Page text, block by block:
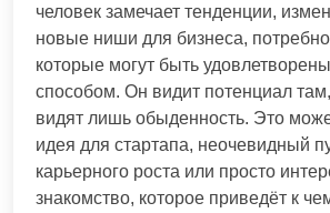
человек замечает тенденции,
новые ниши для бизнеса,
которые могут быть
способом. Он видит потенциал там,
видят лишь обыденность. Это
идея для стартапа, неочевидный
карьерного роста или просто
знакомство, которое приведёт к